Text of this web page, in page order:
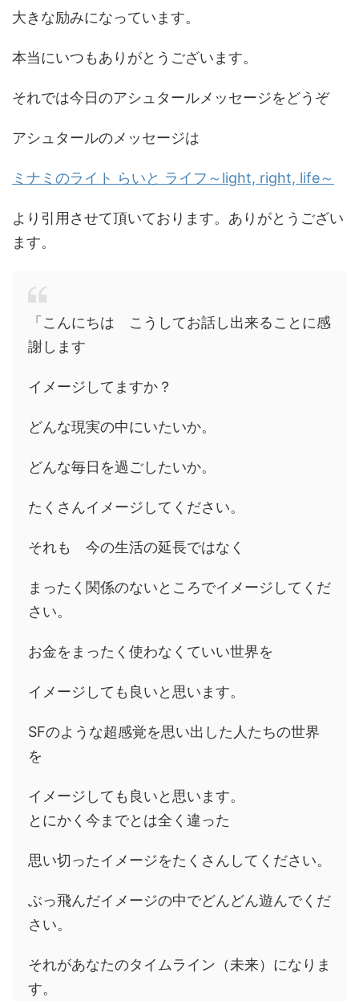
大きな励みになっています。
本当にいつもありがとうございます。
それでは今日のアシュタールメッセージをどうぞ
アシュタールのメッセージは
ミナミのライト らいと ライフ～light, right, life～
より引用させて頂いております。ありがとうござい
ます。
「こんにちは こうしてお話し出来ることに感
謝します
イメージしてますか？
どんな現実の中にいたいか。
どんな毎日を過ごしたいか。
たくさんイメージしてください。
それも 今の生活の延長ではなく
まったく関係のないところでイメージしてくだ
さい。
お金をまったく使わなくていい世界を
イメージしても良いと思います。
SFのような超感覚を思い出した人たちの世界
を
イメージしても良いと思います。
とにかく今までとは全く違った
思い切ったイメージをたくさんしてください。
ぶっ飛んだイメージの中でどんどん遊んでくだ
さい。
それがあなたのタイムライン（未来）になりま
す。